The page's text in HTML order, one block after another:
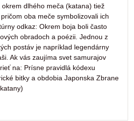
dlhého meča (katana) tiež
oba meče symbolizovali ich
odkaz: Okrem boja boli často
obradoch a poézii. Jednou z
postáv je napríklad legendárny
Ak vás zaujíma svet samurajov
na: Prísne pravidlá kódexu
bitky a obdobia Japonska Zbrane